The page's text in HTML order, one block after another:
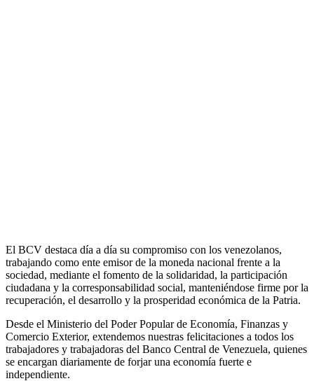
El BCV destaca día a día su compromiso con los venezolanos,
trabajando como ente emisor de la moneda nacional frente a la
sociedad, mediante el fomento de la solidaridad, la participación
ciudadana y la corresponsabilidad social, manteniéndose firme por la
recuperación, el desarrollo y la prosperidad económica de la Patria.
Desde el Ministerio del Poder Popular de Economía, Finanzas y
Comercio Exterior, extendemos nuestras felicitaciones a todos los
trabajadores y trabajadoras del Banco Central de Venezuela, quienes
se encargan diariamente de forjar una economía fuerte e
independiente.